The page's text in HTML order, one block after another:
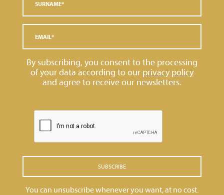
By subscribing, you consent to the processing
of your data according to our privacy policy
and agree to receive our newsletters.
SUBSCRIBE
You can unsubscribe whenever you want, at no cost.